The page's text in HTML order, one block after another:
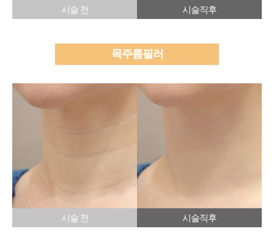
시술 전 시술직후
목주름필러
시술 전 시술직후